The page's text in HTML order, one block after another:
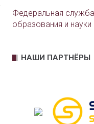
Федеральная
образования и науки
НАШИ ПАРТНЁРЫ